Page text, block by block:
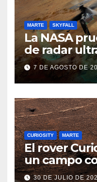
MARTE SKYFALL
La NASA
de radar
helicópteros
7 DE AGOSTO DE
CURIOSITY MARTE
El rover
un campo
panal
30 DE JULIO DE